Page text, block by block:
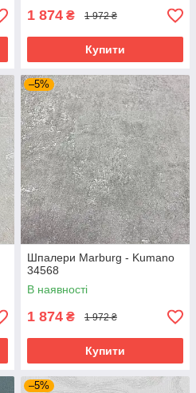
1 874 ₴ 1 972 ₴
Купити
–5%
Шпалери Marburg - Kumano
34568
В наявності
1 874 ₴ 1 972 ₴
Купити
–5%